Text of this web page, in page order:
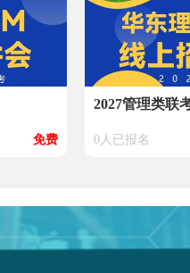
免费
2027管理类联
0人已报名